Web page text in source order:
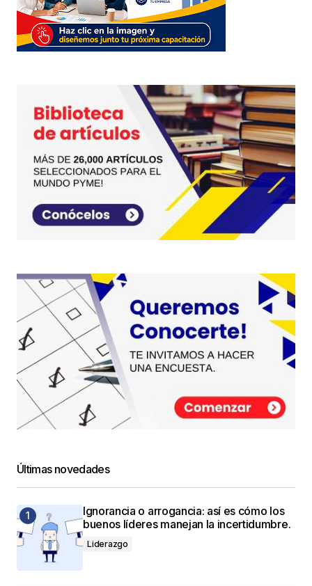
Últimas novedades
Ignorancia o arrogancia: así es cómo los
buenos líderes manejan la incertidumbre.
Liderazgo